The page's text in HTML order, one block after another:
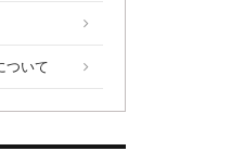
ついて